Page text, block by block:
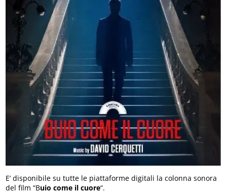
E’ disponibile su tutte le piattaforme digitali la colonna sonora
del film “Buio come il cuore“.